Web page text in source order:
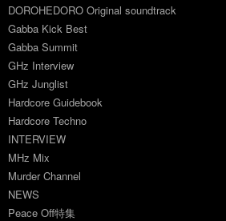
DOROHEDORO Original soundtrack
Gabba Kick Best
Gabba Summit
GHz Interview
GHz Junglist
Hardcore Guidebook
Hardcore Techno
INTERVIEW
MHz Mix
Murder Channel
NEWS
Peace Off特集